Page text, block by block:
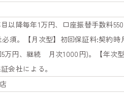
以降毎年1万円、口座振替手数料
須。【月次型】初回保証料:契約時
円、継続 月次1000円)。【年次
会社による。